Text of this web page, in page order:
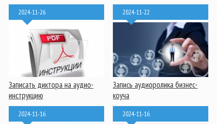
2024-11-26
Записать диктора на аудио-
инструкцию
2024-11-22
Запись аудиоролика бизнес-
коуча
2024-11-16 2024-11-16